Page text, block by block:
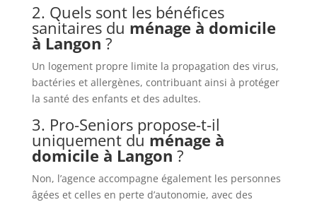
2. Quels sont les bénéfices
sanitaires du ménage à domicile
à Langon ?
Un logement propre limite la propagation des virus,
bactéries et allergènes, contribuant ainsi à protéger
la santé des enfants et des adultes.
3. Pro-Seniors propose-t-il
uniquement du ménage à
domicile à Langon ?
Non, l’agence accompagne également les personnes
âgées et celles en perte d’autonomie, avec des